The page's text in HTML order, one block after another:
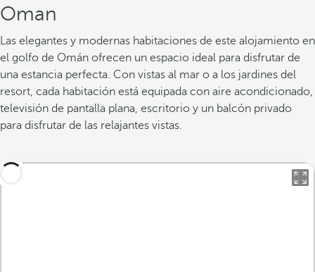
Oman
Las elegantes y modernas habitaciones de este alojamiento en
el golfo de Omán ofrecen un espacio ideal para disfrutar de
una estancia perfecta. Con vistas al mar o a los jardines del
resort, cada habitación está equipada con aire acondicionado,
televisión de pantalla plana, escritorio y un balcón privado
para disfrutar de las relajantes vistas.